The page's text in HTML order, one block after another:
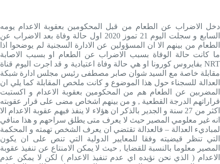
دخل الاضراب عن الطعام من قبل المحكومين بعقوبة الاعدام يومه
السابع و سجلت اليوم 21 تموز 2020 اول حالة وفاة بعد الاضراب عن
الطعام من بينهم الا ان المسؤولين عن الادارة السجنية لم يوضحوا اذا
ما كانت حالة الوفاة بسبب الاضراب عن الطعام او بسبب الاصابة
بفايروس كورونا او هي حالة وفاة اعتيادية و قد اجرت اليوم قناة NRT
مقابلة خاصة مع السيد شوان صابر مصطفى رئيس مجلس ادارة شبكة
العدالة للسجناء حول هذا الموضوع و كانت ملخص المقابلة كما يلي ان
المضربين عن الطعام هم من المحكومين بعقوبة الاعدام و اكستبت
قراراتهم الدرجة القطعية , و من بينهم اشخاص مضى على قرار عقوبته
اكثر من 27 سنة و الجدير بالذكر ان هؤلاء لا ينفذ فيهم عقوبة الاعدام الا
انه غير معلومي المصير حيث لا يعرف متى يطلق سراحهم و هذا منافي
لمباديء العدالة – فالعدالة تقتضي ان يعرف الشخص تهمته و المحكمة
التي تنظر قيضيته وفقا للمعايير الدولية التي تنص على ان يكون
المصير معلوما بالنسبة للقضايا , حيث لا يمكن الامنتاع عن تنفيذ عقوبة
الاعدام ( الذي نحن نؤيده اي عدم تنفيذ الاعدام ) لكن لا يمكن عدم